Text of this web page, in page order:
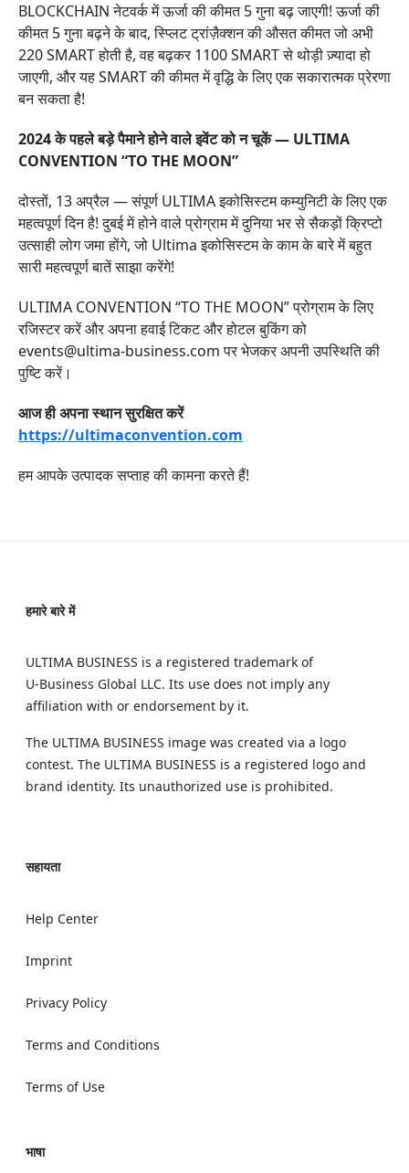
BLOCKCHAIN नेटवर्क में ऊर्जा की कीमत 5 गुना बढ़ जाएगी! ऊर्जा की
कीमत 5 गुना बढ़ने के बाद, स्प्लिट ट्रांज़ैक्शन की औसत कीमत जो अभी
220 SMART होती है, वह बढ़कर 1100 SMART से थोड़ी ज़्यादा हो
जाएगी, और यह SMART की कीमत में वृद्धि के लिए एक सकारात्मक प्रेरणा
बन सकता है!
2024 के पहले बड़े पैमाने होने वाले इवेंट को न चूकें — ULTIMA
CONVENTION “TO THE MOON”
दोस्तों, 13 अप्रैल — संपूर्ण ULTIMA इकोसिस्टम कम्युनिटी के लिए एक
महत्वपूर्ण दिन है! दुबई में होने वाले प्रोग्राम में दुनिया भर से सैकड़ों क्रिप्टो
उत्साही लोग जमा होंगे, जो Ultima इकोसिस्टम के काम के बारे में बहुत
सारी महत्वपूर्ण बातें साझा करेंगे!
ULTIMA CONVENTION “TO THE MOON” प्रोग्राम के लिए
रजिस्टर करें और अपना हवाई टिकट और होटल बुकिंग को
events@ultima-business.com पर भेजकर अपनी उपस्थिति की
पुष्टि करें।
आज ही अपना स्थान सुरक्षित करें
https://ultimaconvention.com
हम आपके उत्पादक सप्ताह की कामना करते हैं!
हमारे बारे में
ULTIMA BUSINESS is a registered trademark of
U‑Business Global LLC. Its use does not imply any
affiliation with or endorsement by it.
The ULTIMA BUSINESS image was created via a logo
contest. The ULTIMA BUSINESS is a registered logo and
brand identity. Its unauthorized use is prohibited.
सहायता
Help Center
Imprint
Privacy Policy
Terms and Conditions
Terms of Use
भाषा